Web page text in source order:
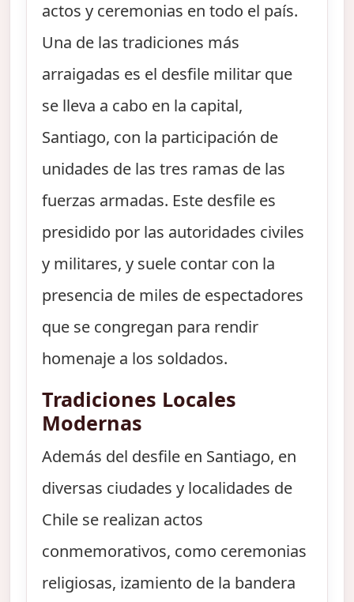
actos y ceremonias en todo el país.
Una de las tradiciones más
arraigadas es el desfile militar que
se lleva a cabo en la capital,
Santiago, con la participación de
unidades de las tres ramas de las
fuerzas armadas. Este desfile es
presidido por las autoridades civiles
y militares, y suele contar con la
presencia de miles de espectadores
que se congregan para rendir
homenaje a los soldados.
Tradiciones Locales
Modernas
Además del desfile en Santiago, en
diversas ciudades y localidades de
Chile se realizan actos
conmemorativos, como ceremonias
religiosas, izamiento de la bandera